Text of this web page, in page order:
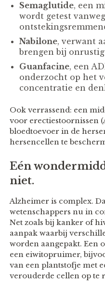
Semaglutide, een
wordt getest
Nabilone, verwant
brengen bij onrustig
Guanfacine, een
onderzocht op het
concentratie en
Ook verrassend: een
voor erectiestoornissen
bloedtoevoer in de
hersencellen te
Eén
niet.
Alzheimer is complex.
wetenschappers nu in
Net zoals bij kanker of
aanpak waarbij
worden aangepakt. Een
een eiwitopruimer,
van een plantstofje met
verouderde cellen op te